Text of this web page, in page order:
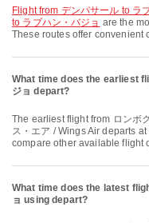
flight from デンパサール to ラ
to ラブハン・バジョ are the
These routes offer convenient
What time does the earliest
ジョ depart?
The earliest flight from ロンボクプラヤ to ラブハン・バジョ with ウィング
ス・エア / Wings Air departs
compare other available flight
What time does the latest
ョ using depart?